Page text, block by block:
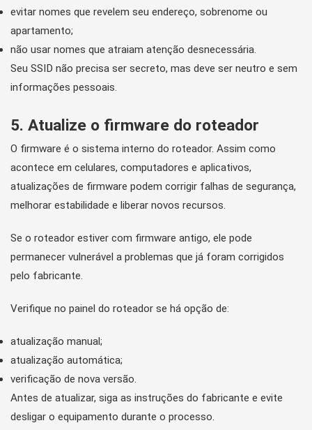
evitar nomes que revelem seu endereço, sobrenome ou
apartamento;
não usar nomes que atraiam atenção desnecessária.
Seu SSID não precisa ser secreto, mas deve ser neutro e sem
informações pessoais.
5. Atualize o firmware do roteador
O firmware é o sistema interno do roteador. Assim como
acontece em celulares, computadores e aplicativos,
atualizações de firmware podem corrigir falhas de segurança,
melhorar estabilidade e liberar novos recursos.
Se o roteador estiver com firmware antigo, ele pode
permanecer vulnerável a problemas que já foram corrigidos
pelo fabricante.
Verifique no painel do roteador se há opção de:
atualização manual;
atualização automática;
verificação de nova versão.
Antes de atualizar, siga as instruções do fabricante e evite
desligar o equipamento durante o processo.